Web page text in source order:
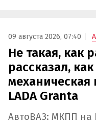
09 августа 2026, 07:40
Не такая, как
рассказал,
механическая
LADA Granta
АвтоВАЗ: МКПП на